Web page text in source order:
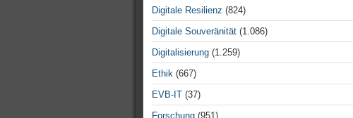
Digitale Resilienz (824)
Digitale Souveränität (1.086)
Digitalisierung (1.259)
Ethik (667)
EVB-IT (37)
Forschung (951)